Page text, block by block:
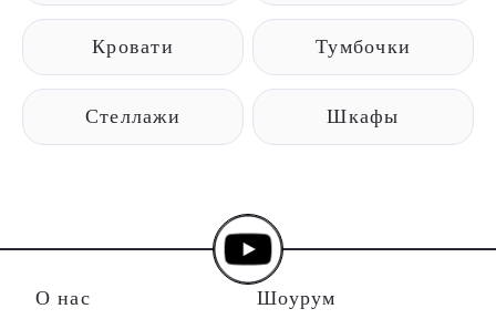
Кровати Тумбочки
Стеллажи Шкафы
О нас
Шоурум